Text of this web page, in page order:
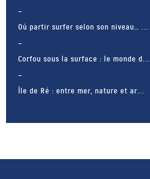
Où partir surfer selon son niveau… ...
Corfou sous la surface : le monde d...
Île de Ré : entre mer, nature et ar...